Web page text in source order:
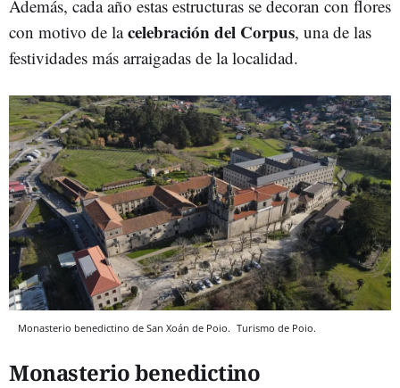
Además, cada año estas estructuras se decoran con flores
con motivo de lacelebración del Corpus, una de las
festividades más arraigadas de la localidad.
Monasterio benedictino de San Xoán de Poio. Turismo de Poio.
Monasterio benedictino